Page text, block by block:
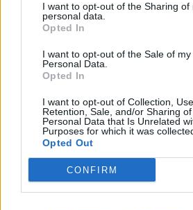
I want to opt-out of the Sharing of
personal data.
Opted In
I want to opt-out of the Sale of my
Personal Data.
Opted In
I want to opt-out of Collection, Use,
Retention, Sale, and/or Sharing
Personal Data that Is Unrelated
Purposes for which it was
Opted Out
CONFIRM
Vous aimez chanter, apprenez la
Télécharger légalement les MP3
Trouver des vinyles et des CD sur
meilleur prix sur
Paroles + Traduction
Commentaires